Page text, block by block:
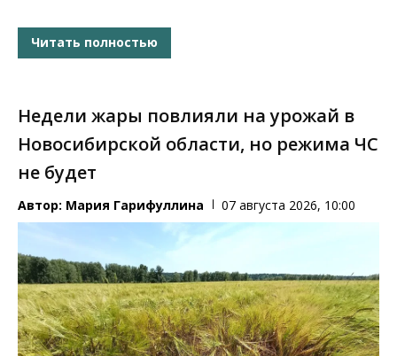
Читать полностью
Недели жары повлияли на урожай в
Новосибирской области, но режима ЧС
не будет
Автор: Мария Гарифуллина 07 августа 2026, 10:00